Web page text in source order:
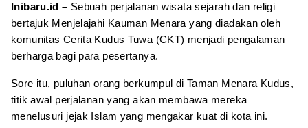
Inibaru.id – Sebuah perjalanan wisata sejarah dan religi
bertajuk Menjelajahi Kauman Menara yang diadakan oleh
komunitas Cerita Kudus Tuwa (CKT) menjadi pengalaman
berharga bagi para pesertanya.
Sore itu, puluhan orang berkumpul di Taman Menara Kudus,
titik awal perjalanan yang akan membawa mereka
menelusuri jejak Islam yang mengakar kuat di kota ini.